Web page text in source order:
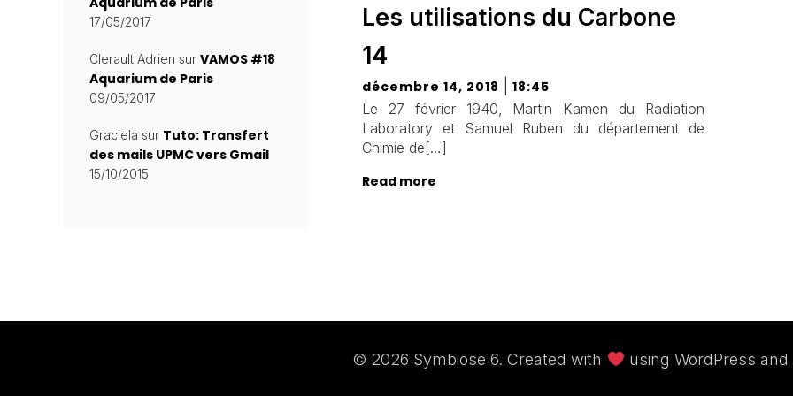
17/05/2017
Clerault Adrien sur VAMOS #18
Aquarium de Paris
09/05/2017
Graciela sur Tuto: Transfert
des mails UPMC vers Gmail
15/10/2015
Les utilisations du Carbone
14
décembre 14, 2018
18:45
Le 27 février 1940, Martin Kamen du Radiation
Laboratory et Samuel Ruben du département de
Chimie de[…]
Read more
© 2026 Symbiose 6. Created with using WordPress and